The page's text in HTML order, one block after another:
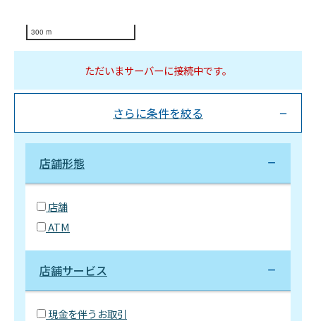
300 m
ただいまサーバーに接続中です。
さらに条件を絞る
店舗形態
店舗
ATM
店舗サービス
現金を伴うお取引